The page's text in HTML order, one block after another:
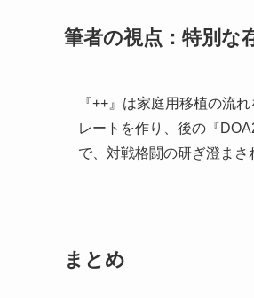
筆者の視点：特別な
『++』は家庭用移植の流
レートを作り、後の『
で、対戦格闘の研ぎ澄まさ
まとめ